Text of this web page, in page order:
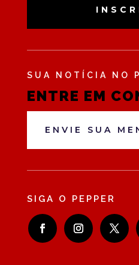
SUA NOTÍCIA NO
ENTRE EM
ENVIE SUA
SIGA O PEPPER